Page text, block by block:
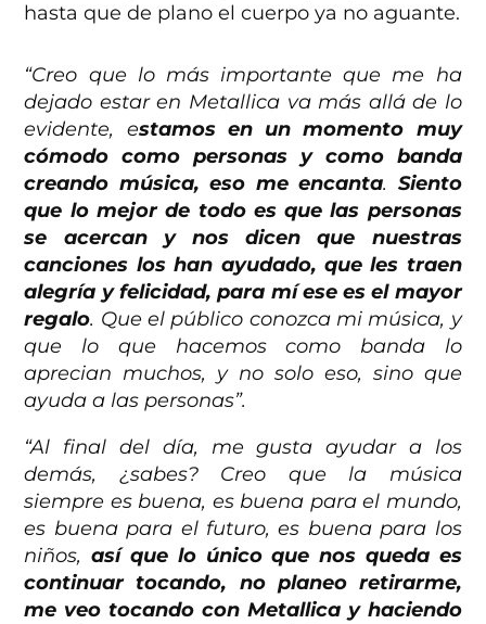
hasta que de plano el cuerpo ya no aguante.
“Creo que lo más importante que me ha
dejado estar en Metallica va más allá de lo
evidente, estamos en un momento muy
cómodo como personas y como banda
creando música, eso me encanta. Siento
que lo mejor de todo es que las personas
se acercan y nos dicen que nuestras
canciones los han ayudado, que les traen
alegría y felicidad, para mí ese es el mayor
regalo. Que el público conozca mi música, y
que lo que hacemos como banda lo
aprecian muchos, y no solo eso, sino que
ayuda a las personas”.
“Al final del día, me gusta ayudar a los
demás, ¿sabes? Creo que la música
siempre es buena, es buena para el mundo,
es buena para el futuro, es buena para los
niños,así que lo único que nos queda es
continuar tocando, no planeo retirarme,
me veo tocando con Metallica y haciendo